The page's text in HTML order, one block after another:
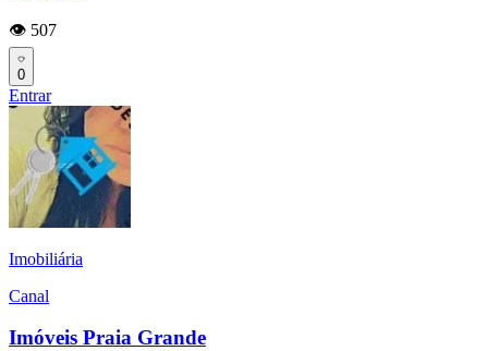
👁️ 507
0
Entrar
Imobiliária
Canal
Imóveis Praia Grande